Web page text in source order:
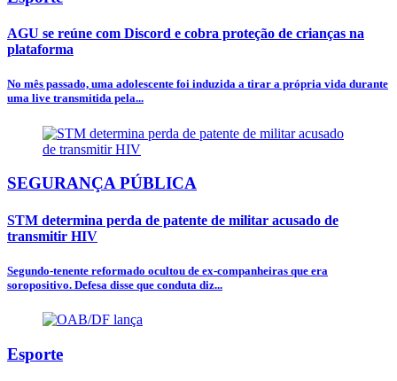
AGU se reúne com Discord e cobra proteção de crianças na
plataforma
No mês passado, uma adolescente foi induzida a tirar a própria vida durante
uma live transmitida pela...
SEGURANÇA PÚBLICA
STM determina perda de patente de militar acusado de
transmitir HIV
Segundo-tenente reformado ocultou de ex-companheiras que era
soropositivo. Defesa disse que conduta diz...
Esporte